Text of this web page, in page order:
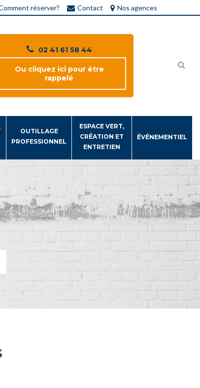
réserver? Contact Nos agences
02 41 61 58 44
Ou cliquez ici pour être
rappelé
OUTILLAGE
PROFESSIONNEL
ESPACE VERT,
CRÉATION ET
ENTRETIEN
ÉVÉNEMENTIEL